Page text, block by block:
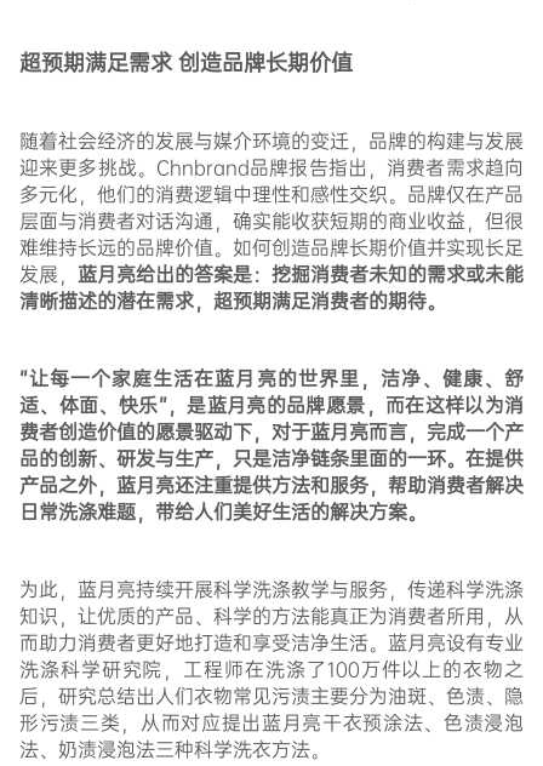
超预期满足需求 创造品牌长期价值
随着社会经济的发展与媒介环境的变迁，品牌的构建与发展
迎来更多挑战。Chnbrand品牌报告指出， 消费者需求趋向
多元化，他们的消费逻辑中理性和感性交织。品牌仅在产品
层面与消费者对话沟通，确实能收获短期的商业收益，但很
难维持长远的品牌价值。如何创造品牌长期价值并实现长足
发展， 蓝月亮给出的答案是：挖掘消费者未知的需求或未能
清晰描述的潜在需求， 超预期满足消费者的期待。
“让每一个家庭生活在蓝月亮的世界里，洁净、健康、舒
适、体面、快乐”，是蓝月亮的品牌愿景，而在这样以为消
费者创造价值的愿景驱动下，对于蓝月亮而言， 完成一个产
品的创新、研发与生产，只是洁净链条里面的一环。在提供
产品之外， 蓝月亮还注重提供方法和服务，帮助消费者解决
日常洗涤难题，带给人们美好生活的解决方案。
为此，蓝月亮持续开展科学洗涤教学与服务，传递科学洗涤
知识，让优质的产品、科学的方法能真正为消费者所用，从
而助力消费者更好地打造和享受洁净生活。蓝月亮设有专业
洗涤科学研究院，工程师在洗涤了100万件以上的衣物之
后，研究总结出人们衣物常见污渍主要分为油斑、色渍、隐
形污渍三类，从而对应提出蓝月亮干衣预涂法、色渍浸泡
法、奶渍浸泡法三种科学洗衣方法。